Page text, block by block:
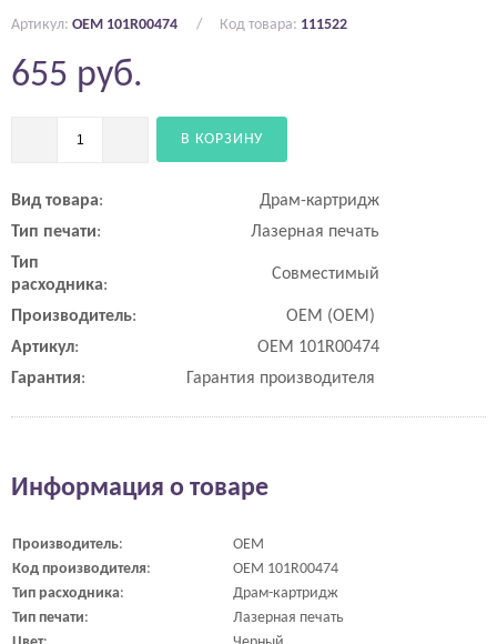
Артикул: OEM 101R00474 Код товара: 111522
Вид товара:
Драм-картридж
Тип печати:
Лазерная печать
Тип
расходника:
Совместимый
Производитель:
OEM (ОЕМ)
Артикул:
OEM 101R00474
Гарантия: Гарантия производителя
655 руб.
В КОРЗИНУ
Информация о товаре
Производитель:
OEM
Код производителя:
OEM 101R00474
Тип расходника:
Драм-картридж
Тип печати:
Лазерная печать